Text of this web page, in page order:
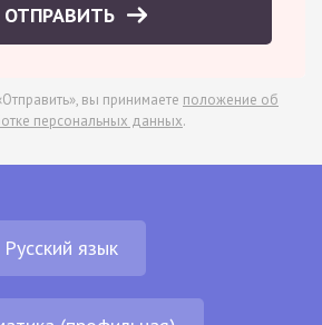
ОТПРАВИТЬ
вы принимаете положение об
персональных данных.
Русский язык